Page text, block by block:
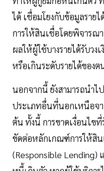
ได้ เชื่อมโยงกับข้อมูลรา
การให้สินเชื่อโดยพิจารณ
ผลให้ผู้ใช้บางรายได้รับว
หรือเกินระดับรายได้ของต
นอกจากนี้ ยังสามารถนำไ
ประเภทอื่นที่นอกเหนือจ
ต้น ทั้งนี้ การขาดเงื่อนไข
ขัดต่อหลักเกณฑ์การให้สิน
(Responsible Lending)